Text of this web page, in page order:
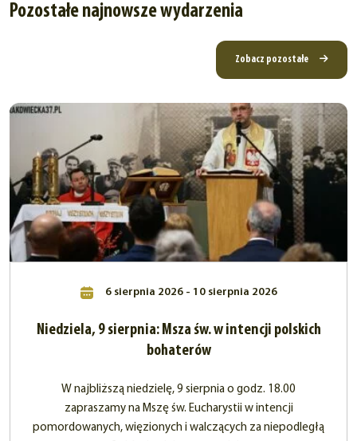
Pozostałe najnowsze wydarzenia
Zobacz pozostałe
6 sierpnia 2026 - 10 sierpnia 2026
Niedziela, 9 sierpnia: Msza św. w intencji polskich
bohaterów
W najbliższą niedzielę, 9 sierpnia o godz. 18.00
zapraszamy na Mszę św. Eucharystii w intencji
pomordowanych, więzionych i walczących za niepodległą